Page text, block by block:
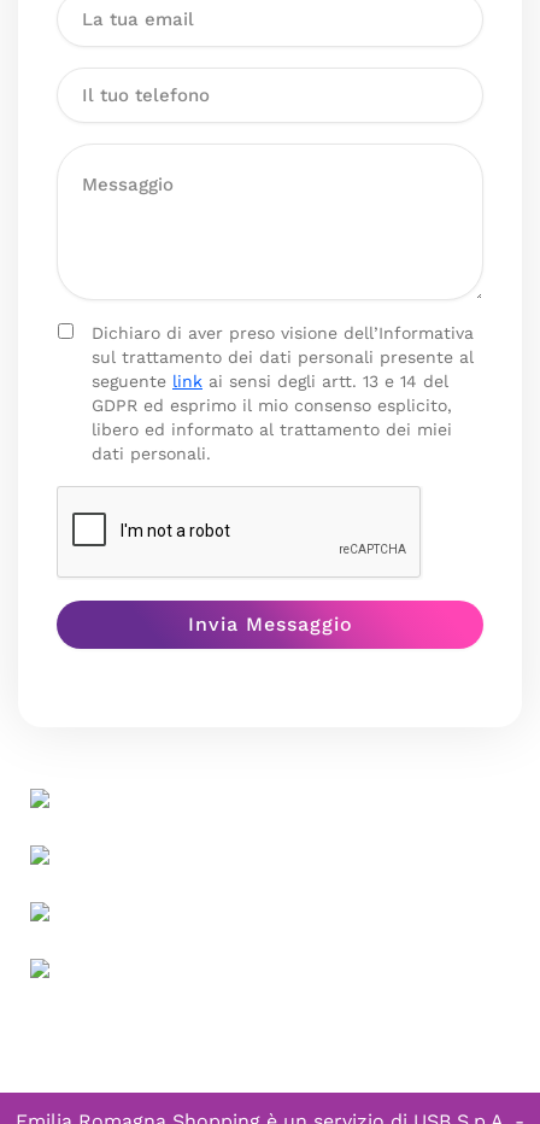
Dichiaro di aver preso visione dell’Informativa
sul trattamento dei dati personali presente al
seguente link ai sensi degli artt. 13 e 14 del
GDPR ed esprimo il mio consenso esplicito,
libero ed informato al trattamento dei miei
dati personali.